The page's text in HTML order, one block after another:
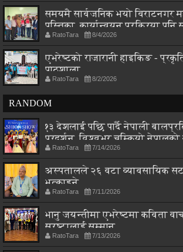
समयमै सार्वजनिक भयो विराटनगर
पुस्तिका, कार्यान्वयन प्रक्रिया पनि
RatoTara 8/4/2026
एभरेष्टको राजारानी हाइकिङ -
पाठशाला
RatoTara 8/2/2026
RANDOM
१३ देशलाई पछि पार्दै नेपाली
प्रदर्शन, विश्वभर चम्कियो नेपालको
RatoTara 7/14/2026
अस्पतालले २६ वटा व्यावसायिक
भत्काइने
RatoTara 7/11/2026
भानु जयन्तीमा एभरेष्टमा कविता
स्रष्टालाई सम्मान
RatoTara 7/13/2026